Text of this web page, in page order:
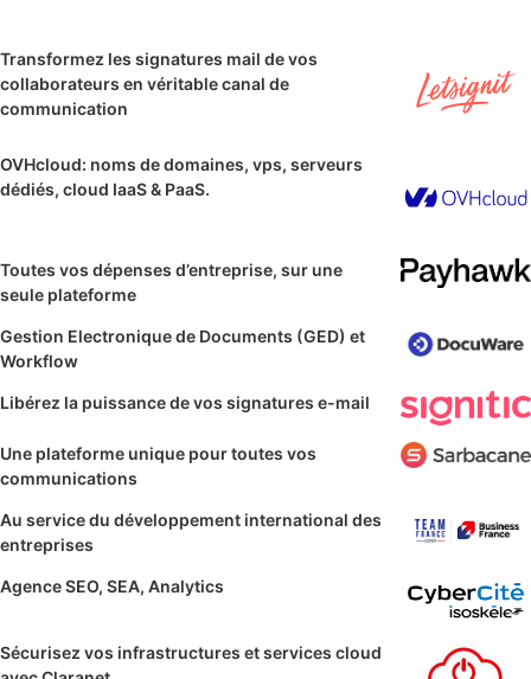
Transformez les signatures mail de vos
collaborateurs en véritable canal de
communication
OVHcloud: noms de domaines, vps, serveurs
dédiés, cloud IaaS & PaaS.
Toutes vos dépenses d’entreprise, sur une
seule plateforme
Gestion Electronique de Documents (GED) et
Workflow
Libérez la puissance de vos signatures e-mail
Une plateforme unique pour toutes vos
communications
Au service du développement international des
entreprises
Agence SEO, SEA, Analytics
Sécurisez vos infrastructures et services cloud